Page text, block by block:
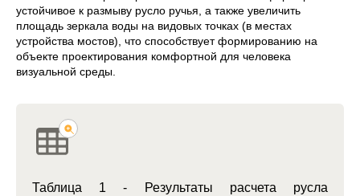
устойчивое к размыву русло ручья, а также увеличить
площадь зеркала воды на видовых точках (в местах
устройства мостов), что способствует формированию на
объекте проектирования комфортной для человека
визуальной среды.
Таблица 1 - Результаты расчета русла